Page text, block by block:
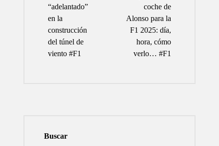
“adelantado”
en la
construcción
del túnel de
viento #F1
coche de
Alonso para la
F1 2025: día,
hora, cómo
verlo… #F1
Buscar